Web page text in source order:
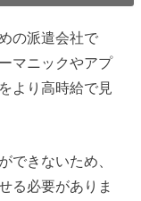
の派遣会社で
マニックやアプ
より高時給で見
できないため、
る必要がありま